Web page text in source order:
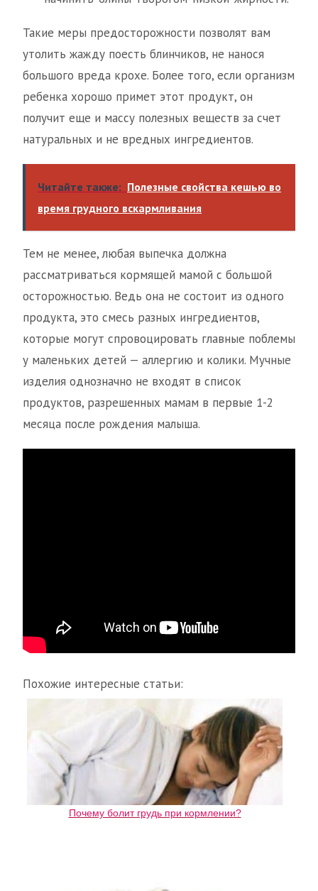
Такие меры предосторожности позволят вам
утолить жажду поесть блинчиков, не нанося
большого вреда крохе. Более того, если организм
ребенка хорошо примет этот продукт, он
получит еще и массу полезных веществ за счет
натуральных и не вредных ингредиентов.
Читайте также: Полезные свойства кешью во
время грудного вскармливания
Тем не менее, любая выпечка должна
рассматриваться кормящей мамой с большой
осторожностью. Ведь она не состоит из одного
продукта, это смесь разных ингредиентов,
которые могут спровоцировать главные поблемы
у маленьких детей — аллергию и колики. Мучные
изделия однозначно не входят в список
продуктов, разрешенных мамам в первые 1-2
месяца после рождения малыша.
Похожие интересные статьи:
Почему болит грудь при кормлении?